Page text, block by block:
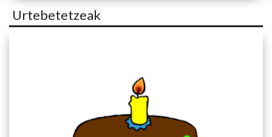
Urtebetetzeak